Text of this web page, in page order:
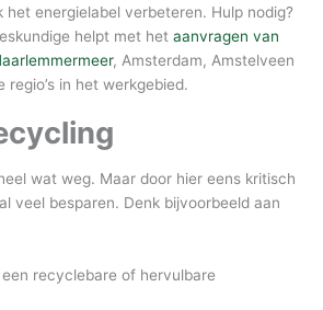
het energielabel verbeteren. Hulp nodig?
helpt met het aanvragen van
, Amsterdam, Amstelveen
in het werkgebied.
wat weg. Maar door hier eens kritisch
veel besparen. Denk bijvoorbeeld aan
recyclebare of hervulbare